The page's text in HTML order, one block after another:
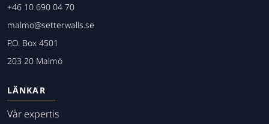
+46 10 690 04 70
malmo@setterwalls.se
P.O. Box 4501
203 20 Malmö
LÄNKAR
Vår expertis